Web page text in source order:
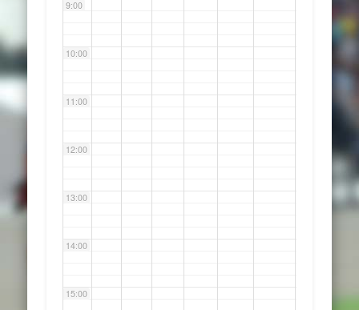
9:00
10:00
11:00
12:00
13:00
14:00
15:00